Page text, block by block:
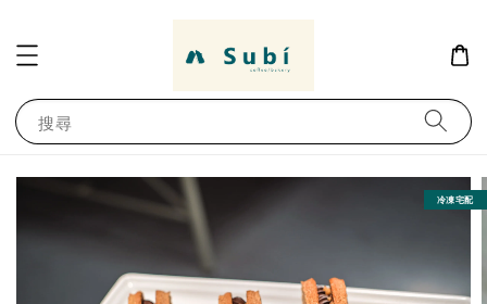
搜尋
冷凍宅配